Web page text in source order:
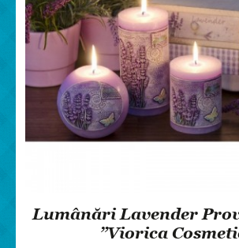
Lumânări Lavender
”Viorica